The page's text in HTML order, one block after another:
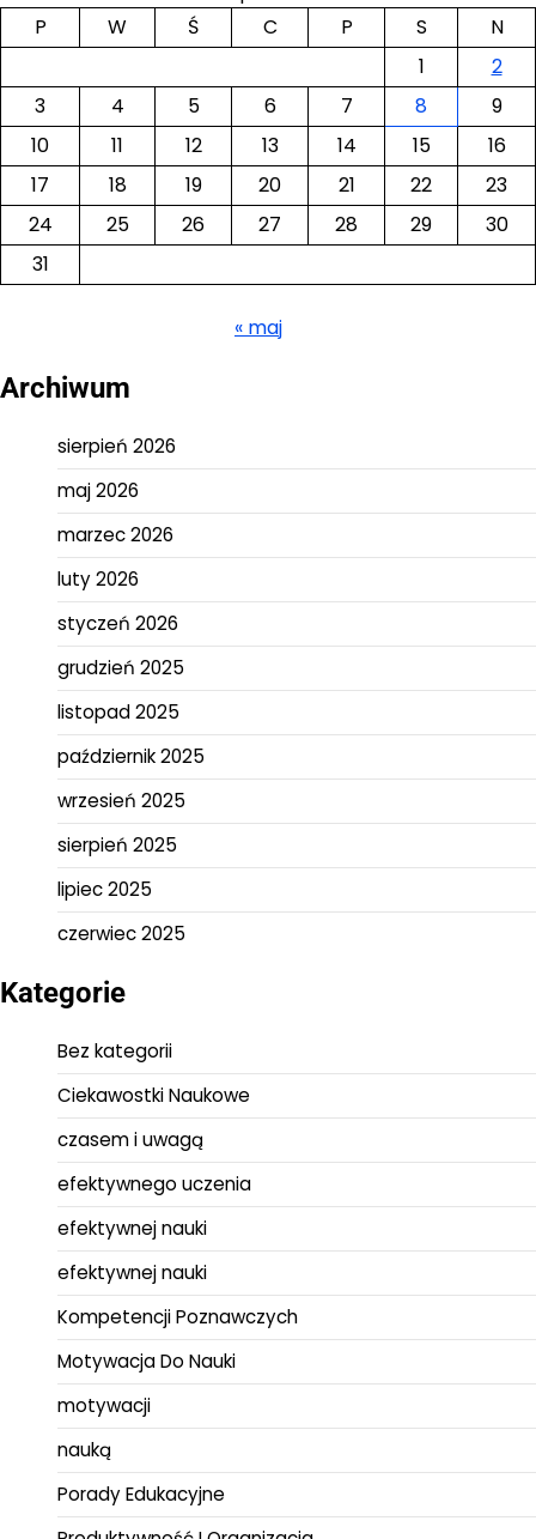
P
W Ś C P S
N
1
2
3
4 5 6 7 8
9
10
11 12 13 14 15
16
17
18 19 20 21 22
23
24
25 26 27 28 29
30
31
« maj
Archiwum
sierpień 2026
maj 2026
marzec 2026
luty 2026
styczeń 2026
grudzień 2025
listopad 2025
październik 2025
wrzesień 2025
sierpień 2025
lipiec 2025
czerwiec 2025
Kategorie
Bez kategorii
Ciekawostki Naukowe
czasem i uwagą
efektywnego uczenia
efektywnej nauki
efektywnej nauki
Kompetencji Poznawczych
Motywacja Do Nauki
motywacji
nauką
Porady Edukacyjne